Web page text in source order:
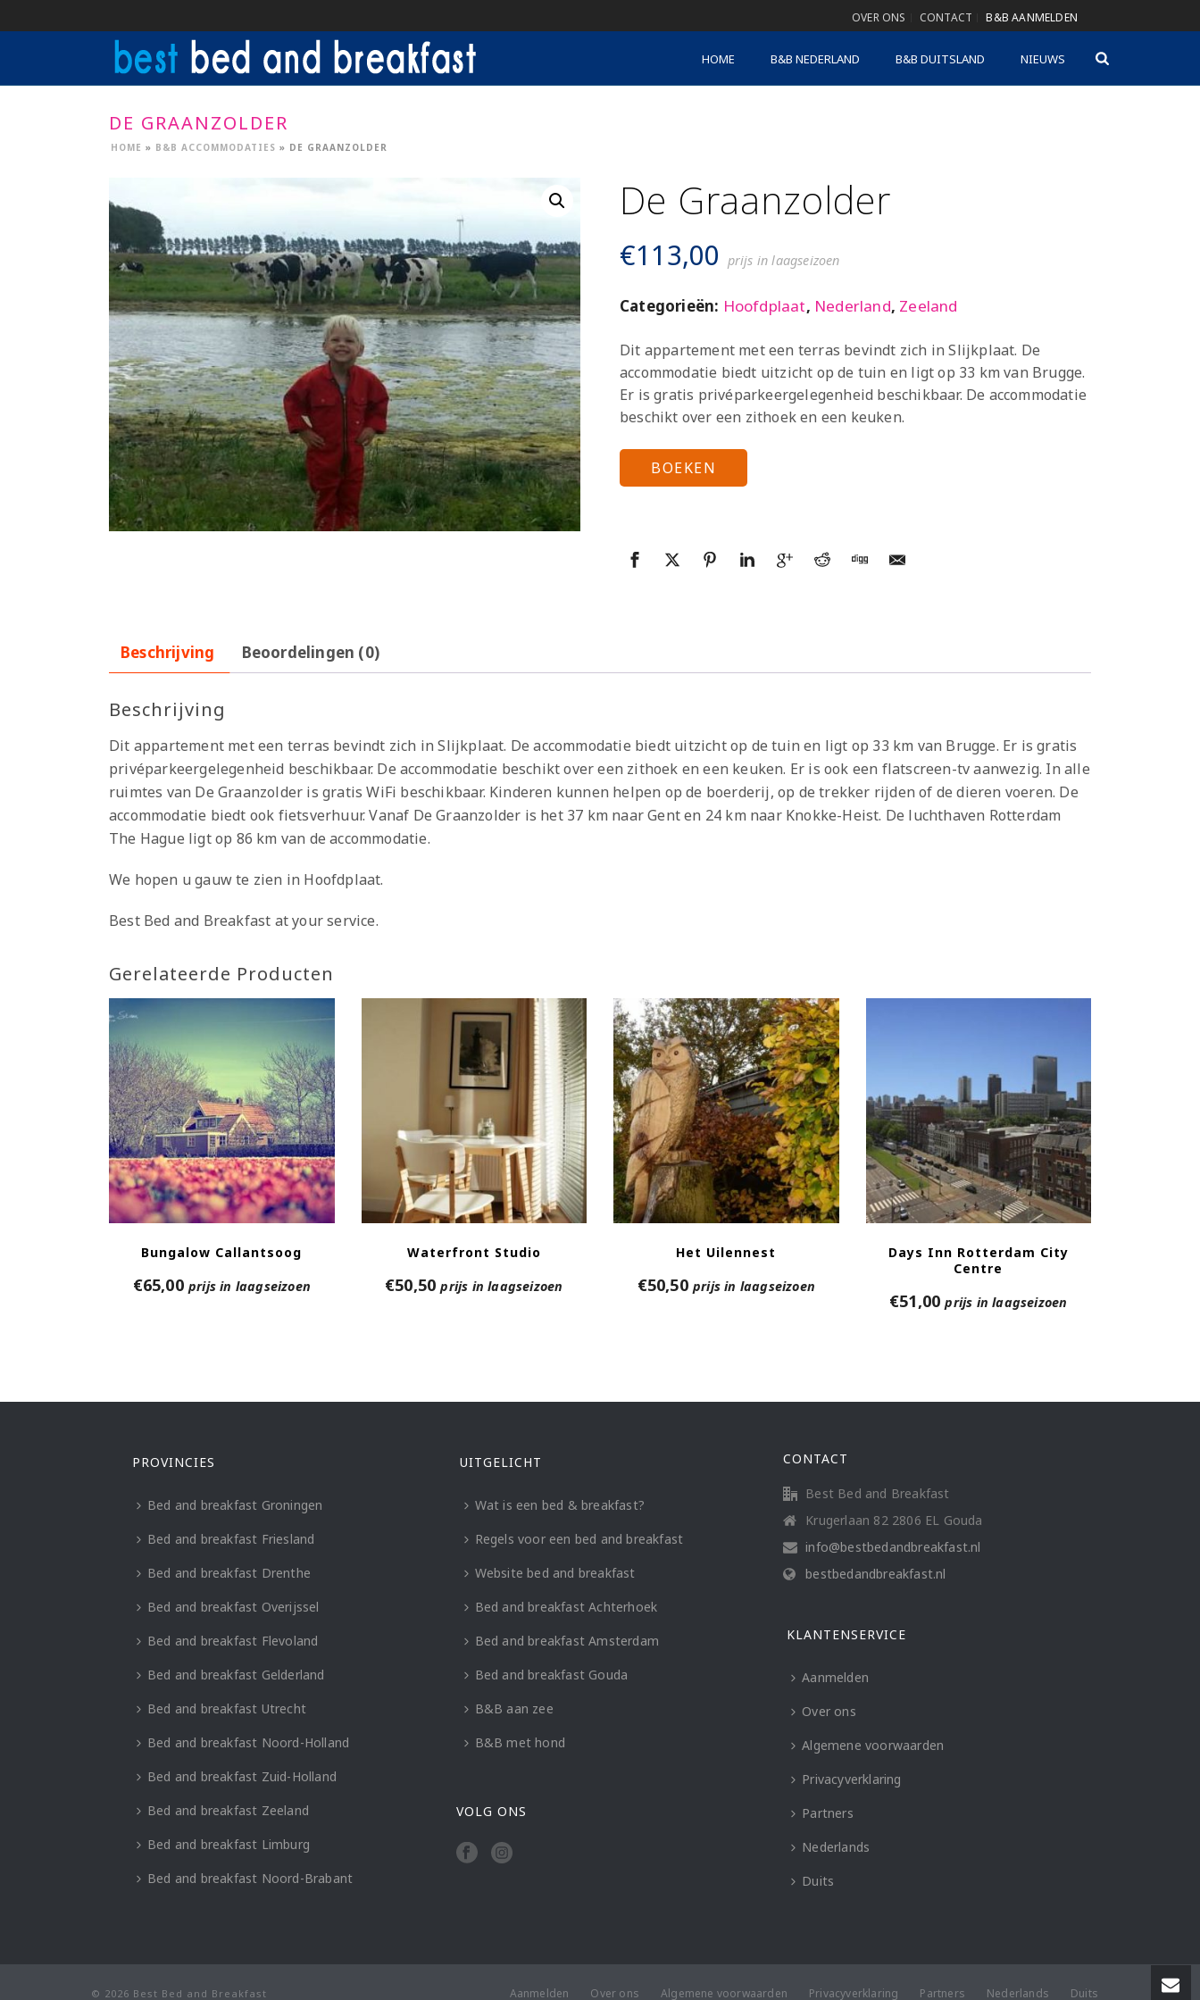
OVER ONS CONTACT B&B AANMELDEN
HOME B&B NEDERLAND B&B DUITSLAND NIEUWS
DE GRAANZOLDER
HOME » B&B ACCOMMODATIES » DE GRAANZOLDER
De Graanzolder
€113,00 prijs in laagseizoen
Categorieën: Hoofdplaat, Nederland, Zeeland
Dit appartement met een terras bevindt zich in Slijkplaat. De
accommodatie biedt uitzicht op de tuin en ligt op 33 km van Brugge.
Er is gratis privéparkeergelegenheid beschikbaar. De accommodatie
beschikt over een zithoek en een keuken.
BOEKEN
Beschrijving Beoordelingen (0)
Beschrijving
Dit appartement met een terras bevindt zich in Slijkplaat. De accommodatie biedt uitzicht op de tuin en ligt op 33 km van Brugge. Er is gratis
privéparkeergelegenheid beschikbaar. De accommodatie beschikt over een zithoek en een keuken. Er is ook een flatscreen-tv aanwezig. In alle
ruimtes van De Graanzolder is gratis WiFi beschikbaar. Kinderen kunnen helpen op de boerderij, op de trekker rijden of de dieren voeren. De
accommodatie biedt ook fietsverhuur. Vanaf De Graanzolder is het 37 km naar Gent en 24 km naar Knokke-Heist. De luchthaven Rotterdam
The Hague ligt op 86 km van de accommodatie.
We hopen u gauw te zien in Hoofdplaat.
Best Bed and Breakfast at your service.
Gerelateerde Producten
Bungalow Callantsoog
€65,00 prijs in laagseizoen
Waterfront Studio
€50,50 prijs in laagseizoen
Het Uilennest
€50,50 prijs in laagseizoen
Days Inn Rotterdam City
Centre
€51,00 prijs in laagseizoen
PROVINCIES
Bed and breakfast Groningen
Bed and breakfast Friesland
Bed and breakfast Drenthe
Bed and breakfast Overijssel
Bed and breakfast Flevoland
Bed and breakfast Gelderland
Bed and breakfast Utrecht
Bed and breakfast Noord-Holland
Bed and breakfast Zuid-Holland
Bed and breakfast Zeeland
Bed and breakfast Limburg
Bed and breakfast Noord-Brabant
UITGELICHT
Wat is een bed & breakfast?
Regels voor een bed and breakfast
Website bed and breakfast
Bed and breakfast Achterhoek
Bed and breakfast Amsterdam
Bed and breakfast Gouda
B&B aan zee
B&B met hond
VOLG ONS
CONTACT
Best Bed and Breakfast
Krugerlaan 82 2806 EL Gouda
info@bestbedandbreakfast.nl
bestbedandbreakfast.nl
KLANTENSERVICE
Aanmelden
Over ons
Algemene voorwaarden
Privacyverklaring
Partners
Nederlands
Duits
© 2026 Best Bed and Breakfast Aanmelden Over ons Algemene voorwaarden Privacyverklaring Partners Nederlands Duits